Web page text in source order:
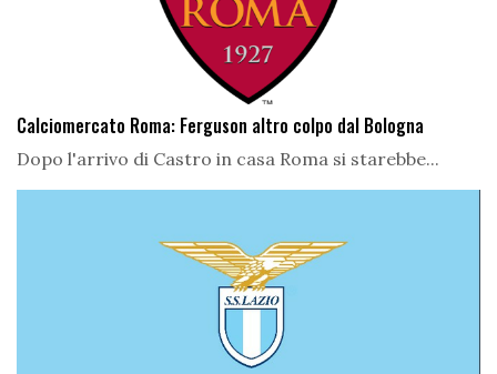
Calciomercato Roma: Ferguson altro colpo dal Bologna
Dopo l'arrivo di Castro in casa Roma si starebbe...